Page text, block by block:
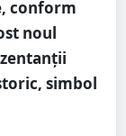
conform
noul
simbol